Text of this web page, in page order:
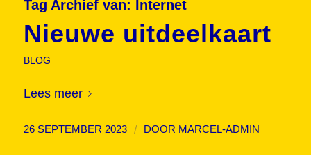
Tag Archief van: Internet
Nieuwe uitdeelkaart
BLOG
Lees meer
26 SEPTEMBER 2023 / DOOR MARCEL-ADMIN